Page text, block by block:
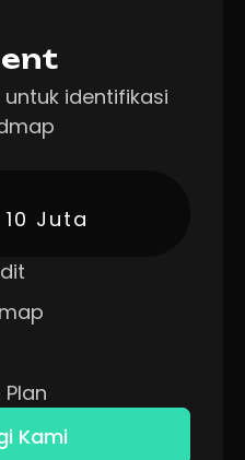
identifikasi
10 Juta
Kami